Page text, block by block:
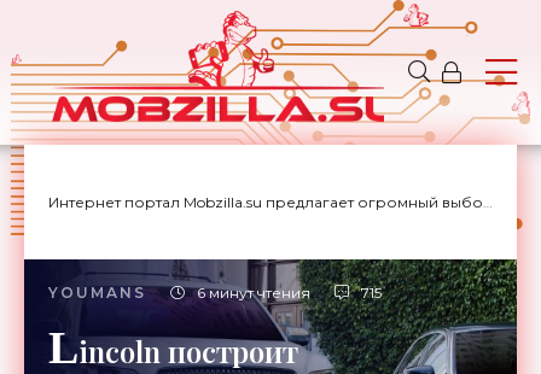
Интернет портал Mobzilla.su предлагает огромный выбор новостей с доставкой на дом.
YOUMANS 6 минут чтения 715
Lincoln построит